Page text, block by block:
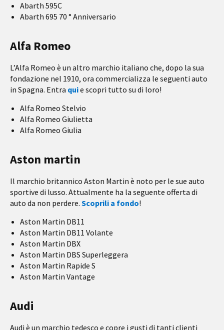
Abarth 595C
Abarth 695 70 ° Anniversario
Alfa Romeo
L’Alfa Romeo è un altro marchio italiano che, dopo la sua
fondazione nel 1910, ora commercializza le seguenti auto
in Spagna. Entra quie scopri tutto su di loro!
Alfa Romeo Stelvio
Alfa Romeo Giulietta
Alfa Romeo Giulia
Aston martin
Il marchio britannico Aston Martin è noto per le sue auto
sportive di lusso. Attualmente ha la seguente offerta di
auto da non perdere. Scoprili a fondo!
Aston Martin DB11
Aston Martin DB11 Volante
Aston Martin DBX
Aston Martin DBS Superleggera
Aston Martin Rapide S
Aston Martin Vantage
Audi
Audi è un marchio tedesco e copre i gusti di tanti clienti